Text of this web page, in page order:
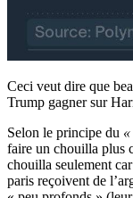
Ceci veut dire que
Trump gagner sur
Selon le principe du
faire un chouilla plus
chouilla seulement
paris reçoivent de